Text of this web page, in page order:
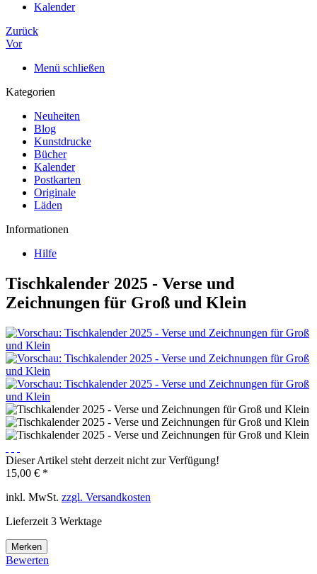
Kalender
Zurück
Vor
Menü schließen
Kategorien
Neuheiten
Blog
Kunstdrucke
Bücher
Kalender
Postkarten
Originale
Läden
Informationen
Hilfe
Tischkalender 2025 - Verse und
Zeichnungen für Groß und Klein
Dieser Artikel steht derzeit nicht zur Verfügung!
15,00 € *
inkl. MwSt. zzgl. Versandkosten
Lieferzeit 3 Werktage
Merken
Bewerten